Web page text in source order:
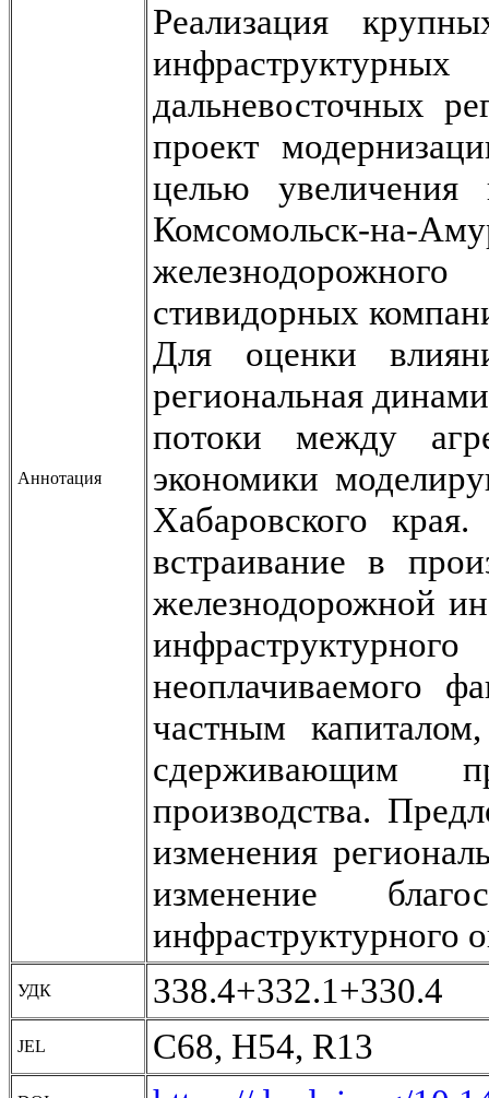
Аннотация
Реализация
дальневосточных
проект
целью увеличения
Комсомольск-на-
стивидорных
Для оценки
региональная
потоки между
экономики
Хабаровского
встраивание в
железнодорожной
неоплачиваемого
частным
сдерживающим
производства.
изменения
изменение
инфраструктурного
УДК 338.4+332.1+330.4
JEL C68, H54, R13